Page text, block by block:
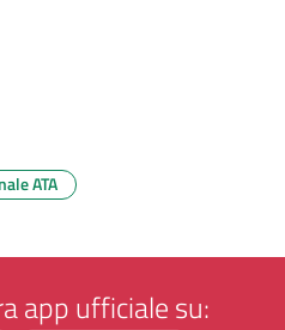
ATA
app ufficiale su: